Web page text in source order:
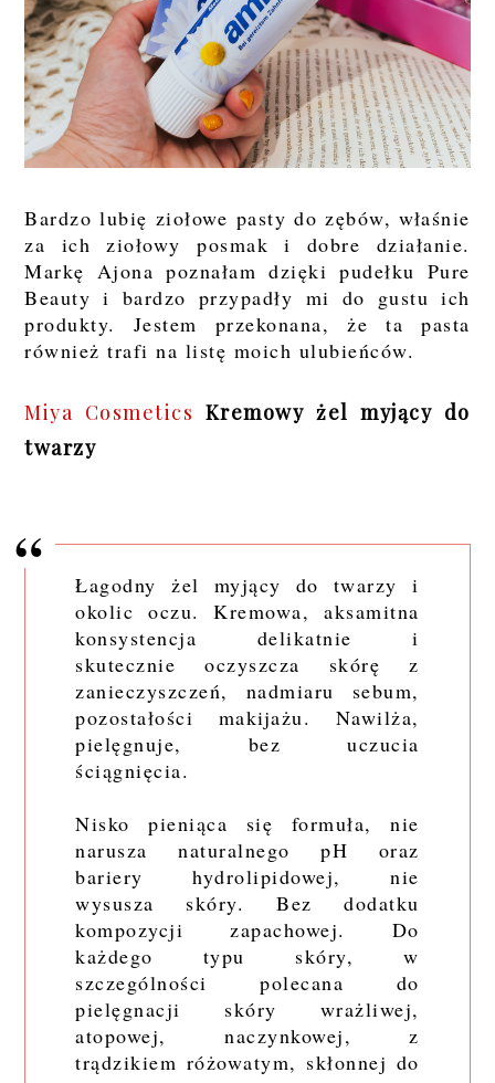
Bardzo lubię ziołowe pasty do zębów, właśnie
za ich ziołowy posmak i dobre działanie.
Markę Ajona poznałam dzięki pudełku Pure
Beauty i bardzo przypadły mi do gustu ich
produkty. Jestem przekonana, że ta pasta
również trafi na listę moich ulubieńców.
Miya Cosmetics Kremowy żel myjący do
twarzy
Łagodny żel myjący do twarzy i
okolic oczu. Kremowa, aksamitna
konsystencja delikatnie i
skutecznie oczyszcza skórę z
zanieczyszczeń, nadmiaru sebum,
pozostałości makijażu. Nawilża,
pielęgnuje, bez uczucia
ściągnięcia.
Nisko pieniąca się formuła, nie
narusza naturalnego pH oraz
bariery hydrolipidowej, nie
wysusza skóry. Bez dodatku
kompozycji zapachowej. Do
każdego typu skóry, w
szczególności polecana do
pielęgnacji skóry wrażliwej,
atopowej, naczynkowej, z
trądzikiem różowatym, skłonnej do